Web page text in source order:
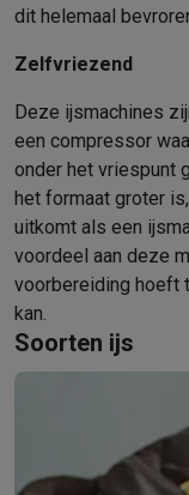
ScherenElektrische
Beauty
Massage
Gezondheid
Voor de baby
TV, audio & foto
TV & beamersTV
Randapparatuur TV
Hoofdtelefoons &
Speakers
Muziek in huis
NavigatieDashcams
GoProAction
dit helemaal
Zelfvriezend
Deze ijsmachines
een compressor
onder het vriespunt
het formaat groter
uitkomt als een
voordeel aan deze
voorbereiding hoeft
kan.
Soorten ijs